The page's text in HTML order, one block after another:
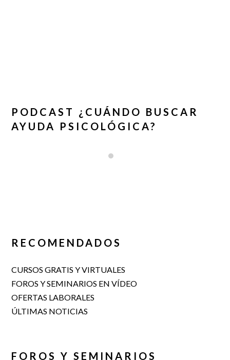
PODCAST ¿CUÁNDO BUSCAR
AYUDA PSICOLÓGICA?
RECOMENDADOS
CURSOS GRATIS Y VIRTUALES
FOROS Y SEMINARIOS EN VÍDEO
OFERTAS LABORALES
ÚLTIMAS NOTICIAS
FOROS Y SEMINARIOS